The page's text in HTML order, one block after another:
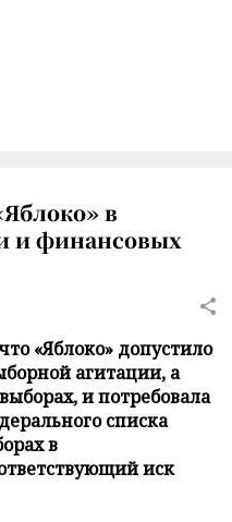
в
и финансовых
«Яблоко» допустило
агитации, а
и потребовала
списка
в
иск